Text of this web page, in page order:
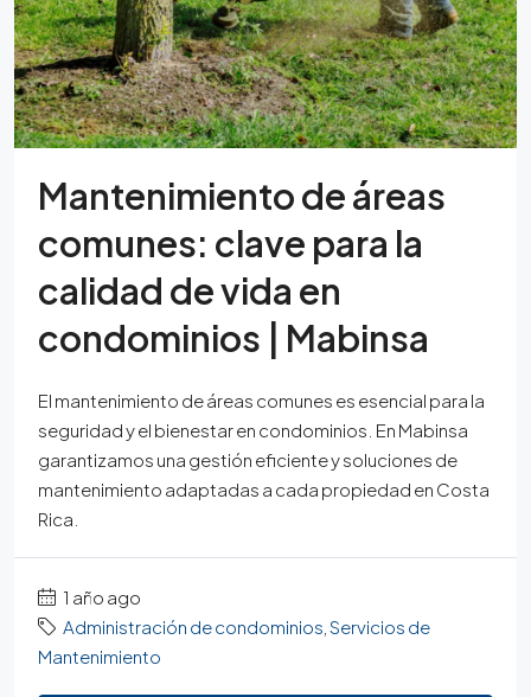
Mantenimiento de áreas
comunes: clave para la
calidad de vida en
condominios | Mabinsa
El mantenimiento de áreas comunes es esencial para la
seguridad y el bienestar en condominios. En Mabinsa
garantizamos una gestión eficiente y soluciones de
mantenimiento adaptadas a cada propiedad en Costa
Rica.
1 año ago
Administración de condominios Servicios de
Mantenimiento